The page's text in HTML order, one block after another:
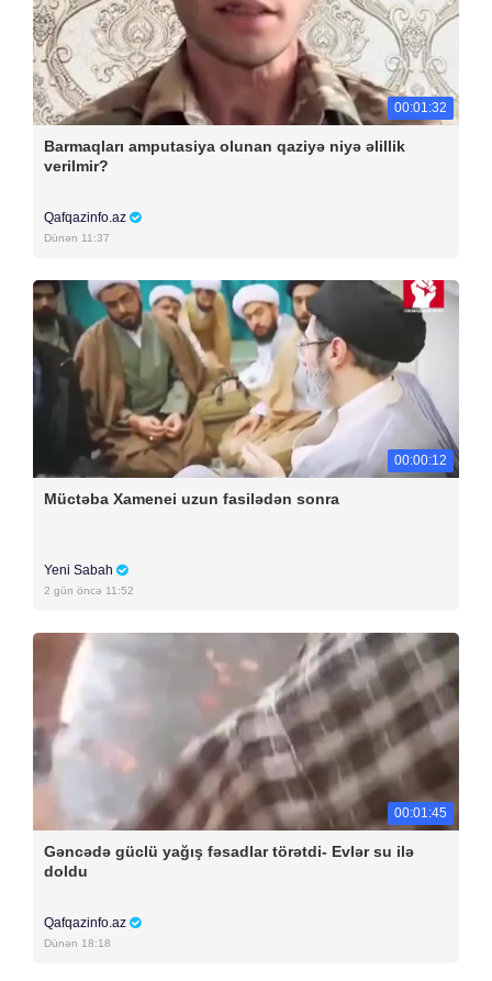
00:01:32
Barmaqları amputasiya olunan qaziyə niyə əlillik
verilmir?
Qafqazinfo.az
Dünən 11:37
00:00:12
Müctəba Xamenei uzun fasilədən sonra
Yeni Sabah
2 gün öncə 11:52
00:01:45
Gəncədə güclü yağış fəsadlar törətdi- Evlər su ilə
doldu
Qafqazinfo.az
Dünən 18:18